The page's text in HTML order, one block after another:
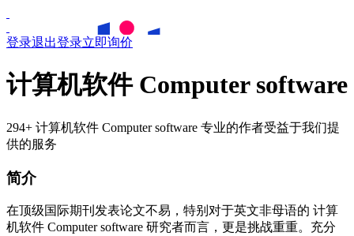
登录退出登录立即询价
计算机软件 Computer software
294+ 计算机软件 Computer software 专业的作者受益于我们提
供的服务
简介
在顶级国际期刊发表论文不易，特别对于英文非母语的 计算
机软件 Computer software 研究者而言，更是挑战重重。充分